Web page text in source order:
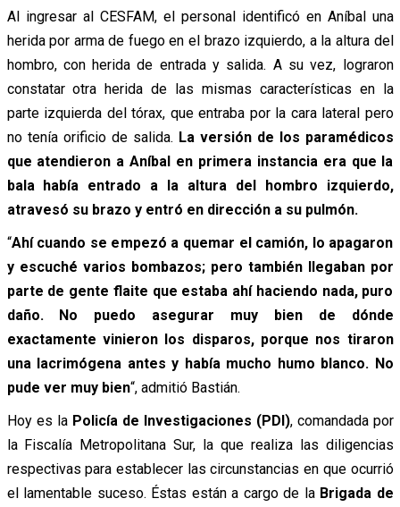
Al ingresar al CESFAM, el personal identificó en Aníbal una
herida por arma de fuego en el brazo izquierdo, a la altura del
hombro, con herida de entrada y salida. A su vez, lograron
constatar otra herida de las mismas características en la
parte izquierda del tórax, que entraba por la cara lateral pero
no tenía orificio de salida. La versión de los paramédicos
que atendieron a Aníbal en primera instancia era que la
bala había entrado a la altura del hombro izquierdo,
atravesó su brazo y entró en dirección a su pulmón.
“Ahí cuando se empezó a quemar el camión, lo apagaron
y escuché varios bombazos; pero también llegaban por
parte de gente flaite que estaba ahí haciendo nada, puro
daño. No puedo asegurar muy bien de dónde
exactamente vinieron los disparos, porque nos tiraron
una lacrimógena antes y había mucho humo blanco. No
pude ver muy bien“, admitió Bastián.
Hoy es la Policía de Investigaciones (PDI), comandada por
la Fiscalía Metropolitana Sur, la que realiza las diligencias
respectivas para establecer las circunstancias en que ocurrió
el lamentable suceso. Éstas están a cargo de la Brigada de